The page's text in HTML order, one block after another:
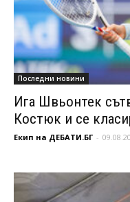
Последни новини
Ига Швьонтек
Костюк и се
Екип на ДЕБАТИ.БГ -